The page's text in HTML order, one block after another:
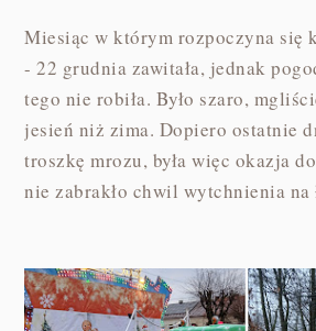
Miesiąc w którym rozpoczyna się
- 22 grudnia zawitała, jednak
tego nie robiła. Było szaro,
jesień niż zima. Dopiero ostatnie
troszkę mrozu, była więc okazja
nie zabrakło chwil wytchnienia na